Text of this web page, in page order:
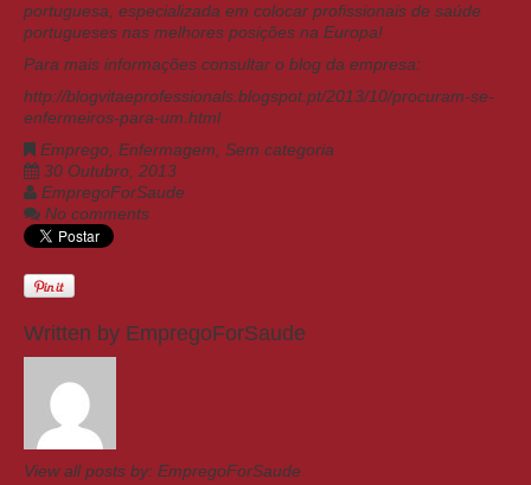
portuguesa, especializada em colocar profissionais de saúde
portugueses nas melhores posições na Europa!
Para mais informações consultar o blog da empresa:
http://blogvitaeprofessionals.blogspot.pt/2013/10/procuram-se-
enfermeiros-para-um.html
Emprego Enfermagem Sem categoria
30 Outubro, 2013
EmpregoForSaude
No comments
Written by EmpregoForSaude
View all posts by: EmpregoForSaude